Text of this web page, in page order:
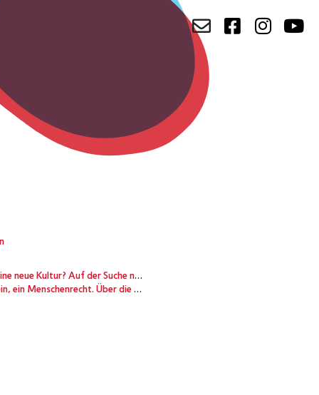
der Suche nach Wirklichkeit im Medienzeitalter
universaler Normen mit kultureller und ethnischer Vielfalt